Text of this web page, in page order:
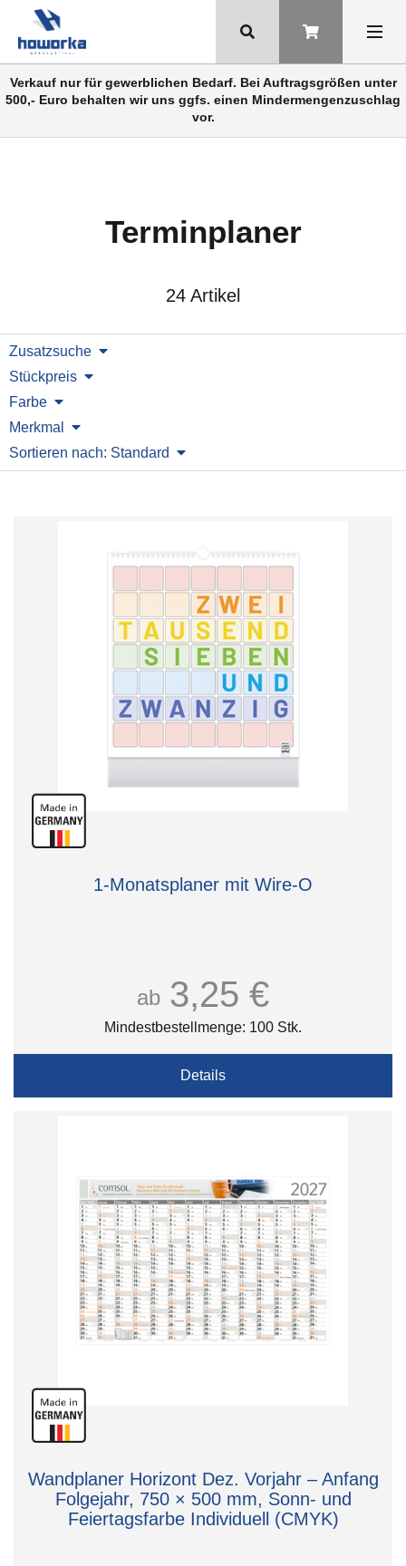
Verkauf nur für gewerblichen Bedarf. Bei Auftragsgrößen unter
500,- Euro behalten wir uns ggfs. einen Mindermengenzuschlag
vor.
Terminplaner
24 Artikel
Zusatzsuche
Stückpreis
Farbe
Merkmal
Sortieren nach: Standard
1-Monatsplaner mit Wire-O
ab 3,25 €
Mindestbestellmenge: 100 Stk.
Details
Wandplaner Horizont Dez. Vorjahr – Anfang
Folgejahr, 750 × 500 mm, Sonn- und
Feiertagsfarbe Individuell (CMYK)